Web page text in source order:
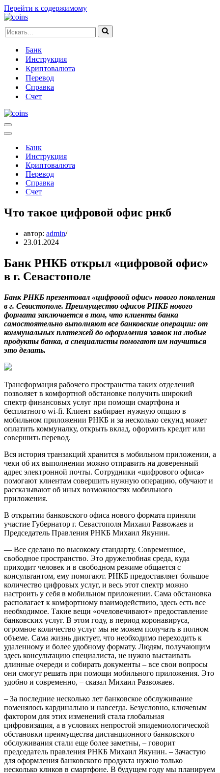
Перейти к содержимому
Искать...
Банк
Инструкция
Криптовалюта
Перевод
Справка
Счет
Меню
навигации
Меню
навигацииБанк
Инструкция
Криптовалюта
Перевод
Справка
Счет
Что такое цифровой офис рнкб
автор: admin
23.01.2024
Банк РНКБ открыл «цифровой офис»
в г. Севастополе
Банк РНКБ презентовал «цифровой офис» нового поколения
в г. Севастополе. Преимущество офисов РНКБ нового
формата заключается в том, что клиенты банка
самостоятельно выполняют все банковские операции: от
коммунальных платежей до оформления заявок на любые
продукты банка, а специалисты помогают им научиться
это делать.
Трансформация рабочего пространства таких отделений
позволяет в комфортной обстановке получить широкий
спектр финансовых услуг при помощи смартфона и
бесплатного wi-fi. Клиент выбирает нужную опцию в
мобильном приложении РНКБ и за несколько секунд может
оплатить коммуналку, открыть вклад, оформить кредит или
совершить перевод.
Вся история транзакций хранится в мобильном приложении, а
чеки об их выполнении можно отправить на доверенный
адрес электронной почты. Сотрудники «цифрового офиса»
помогают клиентам совершить нужную операцию, обучают и
рассказывают об иных возможностях мобильного
приложения.
В открытии банковского офиса нового формата приняли
участие Губернатор г. Севастополя Михаил Развожаев и
Председатель Правления РНКБ Михаил Якунин.
— Все сделано по высокому стандарту. Современное,
свободное пространство. Это дружелюбная среда, куда
приходит человек и в свободном режиме общается с
консультантом, ему помогают. РНКБ предоставляет большое
количество цифровых услуг, и весь этот спектр можно
настроить у себя в мобильном приложении. Сама обстановка
располагает к комфортному взаимодействию, здесь есть все
необходимое. Такие вещи «очеловечивают» предоставление
банковских услуг. В этом году, в период коронавируса,
огромное количество услуг мы не можем получать в полном
объеме. Сама жизнь диктует, что необходимо переходить к
удаленному и более удобному формату. Людям, получающим
здесь консультацию специалиста, не нужно выстаивать
длинные очереди и собирать документы – все свои вопросы
они смогут решать при помощи мобильного приложения. Это
удобно и современно, – сказал Михаил Развожаев.
– За последние несколько лет банковское обслуживание
поменялось кардинально и навсегда. Безусловно, ключевым
фактором для этих изменений стала глобальная
цифровизация, а в условиях непростой эпидемиологической
обстановки преимущества дистанционного банковского
обслуживания стали еще более заметны, – говорит
председатель правления РНКБ Михаил Якунин. – Зачастую
для оформления банковского продукта нужно только
несколько кликов в смартфоне. В будущем году мы планируем